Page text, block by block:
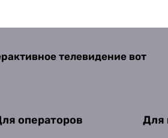
телевидение вот
операторов Для